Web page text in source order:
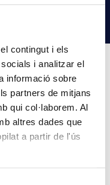
contingut i els
i analitzar el
informació sobre
partners de mitjans
qui col·laborem. Al
altres dades que
a partir de l'ús
CONCURS DE
el Concurs de Pintura de
expressar-te a